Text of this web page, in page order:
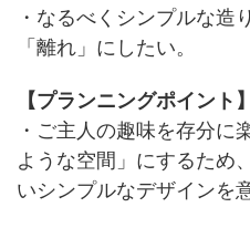
・なるべくシンプルな造
「離れ」にしたい。
【プランニングポイント】
・ご主人の趣味を存分に
ような空間」にするため
いシンプルなデザインを